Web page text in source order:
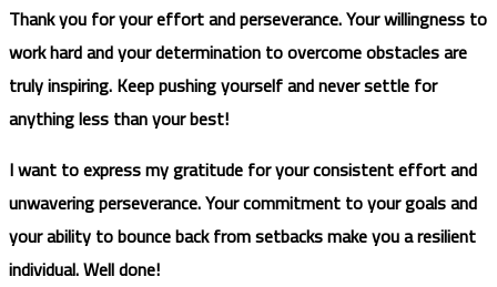
Thank you for your effort and perseverance. Your willingness to
work hard and your determination to overcome obstacles are
truly inspiring. Keep pushing yourself and never settle for
anything less than your best!
I want to express my gratitude for your consistent effort and
unwavering perseverance. Your commitment to your goals and
your ability to bounce back from setbacks make you a resilient
individual. Well done!